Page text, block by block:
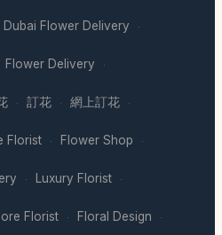
Dubai Flower Delivery ·
Flower Delivery ·
· 訂花 · 網上訂花 ·
Florist · Flower Shop ·
· Luxury Florist ·
Florist · Floral Design ·